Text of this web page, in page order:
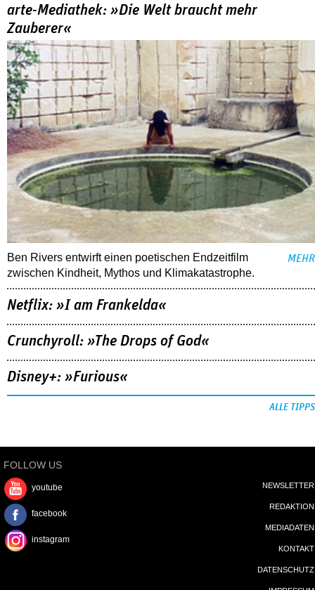
arte-Mediathek: »Die Welt braucht mehr
Zauberer«
Ben Rivers entwirft einen poetischen Endzeitfilm
zwischen Kindheit, Mythos und Klimakatastrophe.
MEHR
Netflix: »I am Frankelda«
Crunchyroll: »The Drops of God«
Disney+: »Furious«
ALLE TIPPS
FOLLOW US
youtube
facebook
instagram
NEWSLETTER
REDAKTION
MEDIADATEN
KONTAKT
DATENSCHUTZ